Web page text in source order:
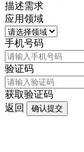
描述需求
应用领域
手机号码
验证码
获取验证码
返回
确认提交